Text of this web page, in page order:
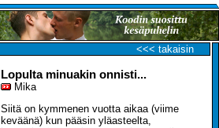
<<< takaisin
Lopulta minuakin onnisti...
Mika
Siitä on kymmenen vuotta aikaa (viime
keväänä) kun pääsin yläasteelta,